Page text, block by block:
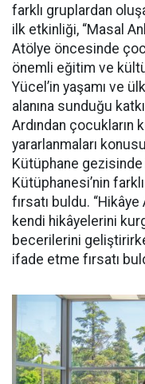
farklı gruplardan
ilk etkinliği, “Masal
Atölye öncesinde
önemli eğitim ve
Yücel’in yaşamı ve
alanına sunduğu
Ardından çocukların
yararlanmaları
Kütüphane
Kütüphanesi’nin
fırsatı buldu.
kendi hikâyelerini
becerilerini
ifade etme fırsatı